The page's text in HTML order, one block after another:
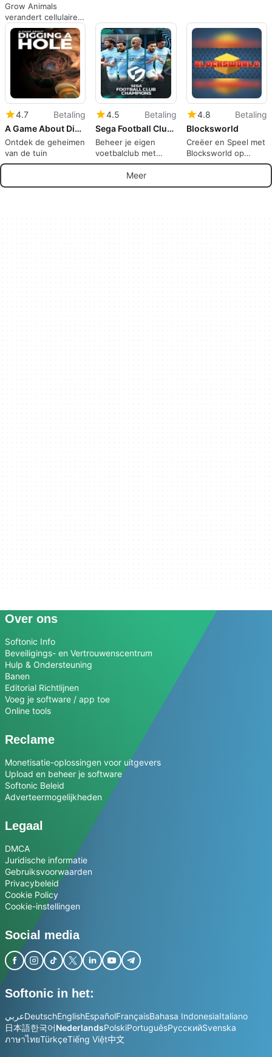
Grow Animals
verandert cellulaire
samensmelting in
speelse
huisdiercreatie
4.7
Betaling
A Game About Digging A Hole
Ontdek de geheimen
van de tuin
4.5
Betaling
Sega Football Club Champions
Beheer je eigen
voetbalclub met
SEGA Football Club
Champions
4.8
Betaling
Blocksworld
Creëer en Speel met
Blocksworld op
iPhone
Meer
Over ons
Softonic Info
Beveiligings- en Vertrouwenscentrum
Hulp & Ondersteuning
Banen
Editorial Richtlijnen
Voeg je software / app toe
Online tools
Reclame
Monetisatie-oplossingen voor uitgevers
Upload en beheer je software
Softonic Beleid
Adverteermogelijkheden
Legaal
DMCA
Juridische informatie
Gebruiksvoorwaarden
Privacybeleid
Cookie Policy
Cookie-instellingen
Social media
Softonic in het:
عربيDeutschEnglishEspañolFrançaisBahasa IndonesiaItaliano
日本語한국어NederlandsPolskiPortuguêsРусскийSvenska
ภาษาไทยTürkçeTiếng Việt中文